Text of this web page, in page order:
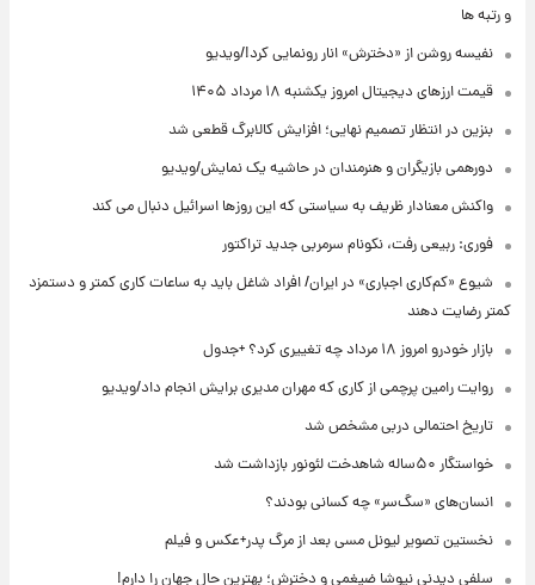
و رتبه ها
نفیسه روشن از «دخترش» انار رونمایی کرد!/ویدیو
قیمت ارزهای دیجیتال امروز یکشنبه ۱۸ مرداد ۱۴۰۵
بنزین در انتظار تصمیم نهایی؛ افزایش کالابرگ قطعی شد
دورهمی بازیگران و هنرمندان در حاشیه یک نمایش/ویدیو
واکنش معنادار ظریف به سیاستی که این روزها اسرائیل دنبال می کند
فوری: ربیعی رفت، نکونام سرمربی جدید تراکتور
شیوع «کم‌کاری اجباری» در ایران/ افراد شاغل باید به ساعات کاری کمتر و دستمزد
کمتر رضایت دهند
بازار خودرو امروز ۱۸ مرداد چه تغییری کرد؟ +جدول
روایت رامین پرچمی از کاری که مهران مدیری برایش انجام داد/ویدیو
تاریخ احتمالی دربی مشخص شد
خواستگار ۵۰ساله شاهدخت لئونور بازداشت شد
انسان‌های «سگ‌سر» چه کسانی بودند؟
نخستین تصویر لیونل مسی بعد از مرگ پدر+عکس و فیلم
سلفی دیدنی نیوشا ضیغمی و دخترش؛ بهترین حال جهان را دارم!